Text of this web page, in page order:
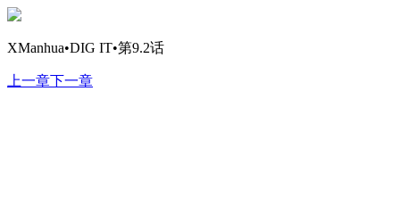
XManhua•DIG IT•第9.2话
上一章下一章